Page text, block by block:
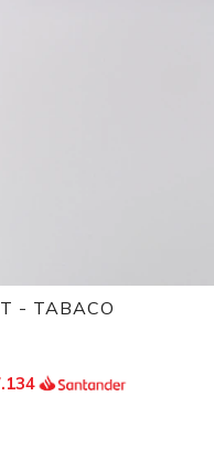
- TABACO